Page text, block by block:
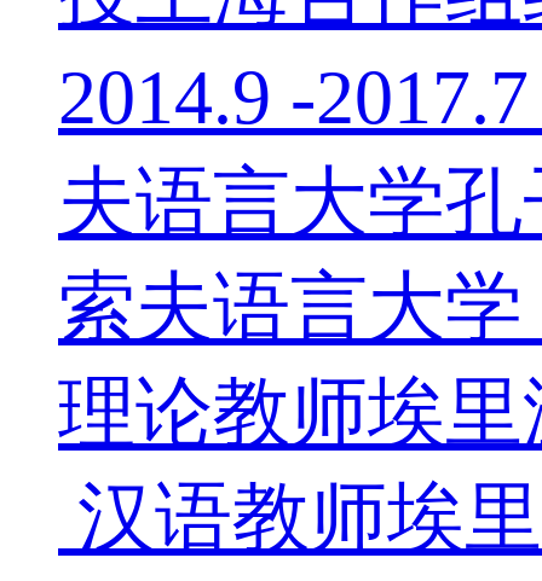
2014.9 -
夫语言大学
索夫语言大
理论教师埃里
汉语教师埃